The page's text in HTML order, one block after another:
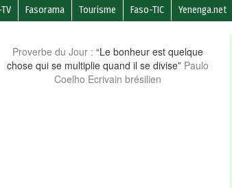
Fasorama Tourisme Faso-TIC Yenenga.net
Proverbe du Jour : “Le bonheur est quelque
chose qui se multiplie quand il se divise” Paulo
Coelho Ecrivain brésilien